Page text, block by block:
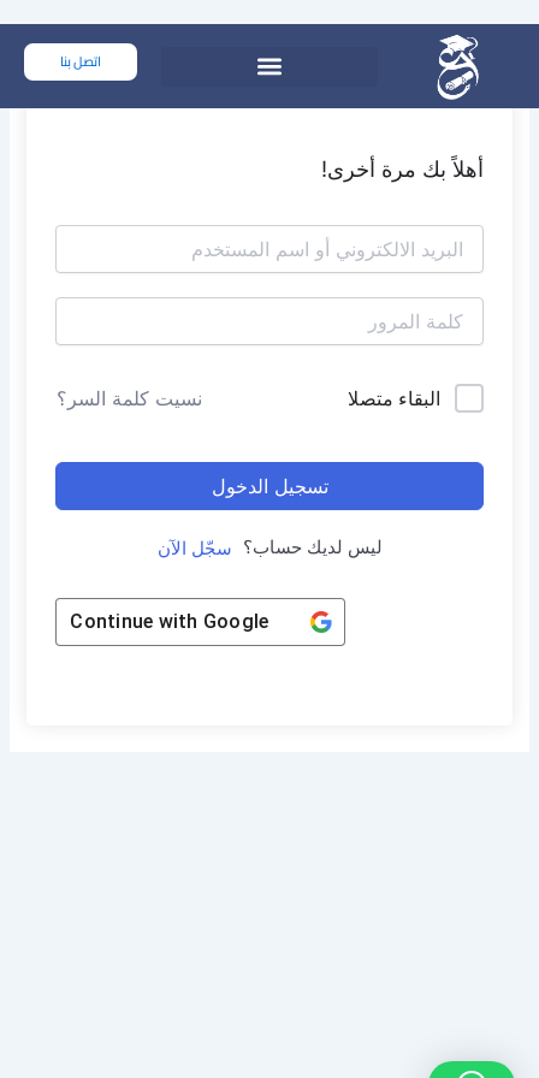
المحتوى
اتصل بنا
أهلاً بك مرة أخرى!
البقاء متصلا نسيت كلمة السر؟
تسجيل الدخول
ليس لديك حساب؟ سجّل الآن
Continue with Google